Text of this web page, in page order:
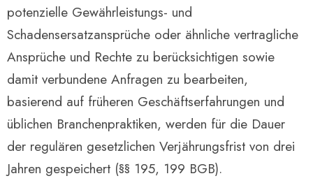
potenzielle Gewährleistungs- und
Schadensersatzansprüche oder ähnliche vertragliche
Ansprüche und Rechte zu berücksichtigen sowie
damit verbundene Anfragen zu bearbeiten,
basierend auf früheren Geschäftserfahrungen und
üblichen Branchenpraktiken, werden für die Dauer
der regulären gesetzlichen Verjährungsfrist von drei
Jahren gespeichert (§§ 195, 199 BGB).